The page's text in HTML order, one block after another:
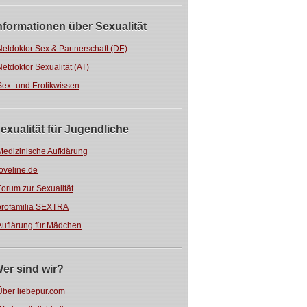
über Sexualität
Sex & Partnerschaft (DE)
Sexualität (AT)
und Erotikwissen
für Jugendliche
Aufklärung
zur Sexualität
SEXTRA
für Mädchen
sind wir?
liebepur.com